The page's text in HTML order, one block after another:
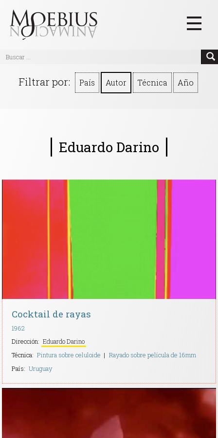
Videos
Eventos
Quiénes Somos
Filtrar por: País Autor Técnica Año
Eduardo Darino
Cocktail de rayas
1962
Dirección: Eduardo Darino
Técnica: Pintura sobre celuloide
Rayado sobre película de 16mm
País: Uruguay